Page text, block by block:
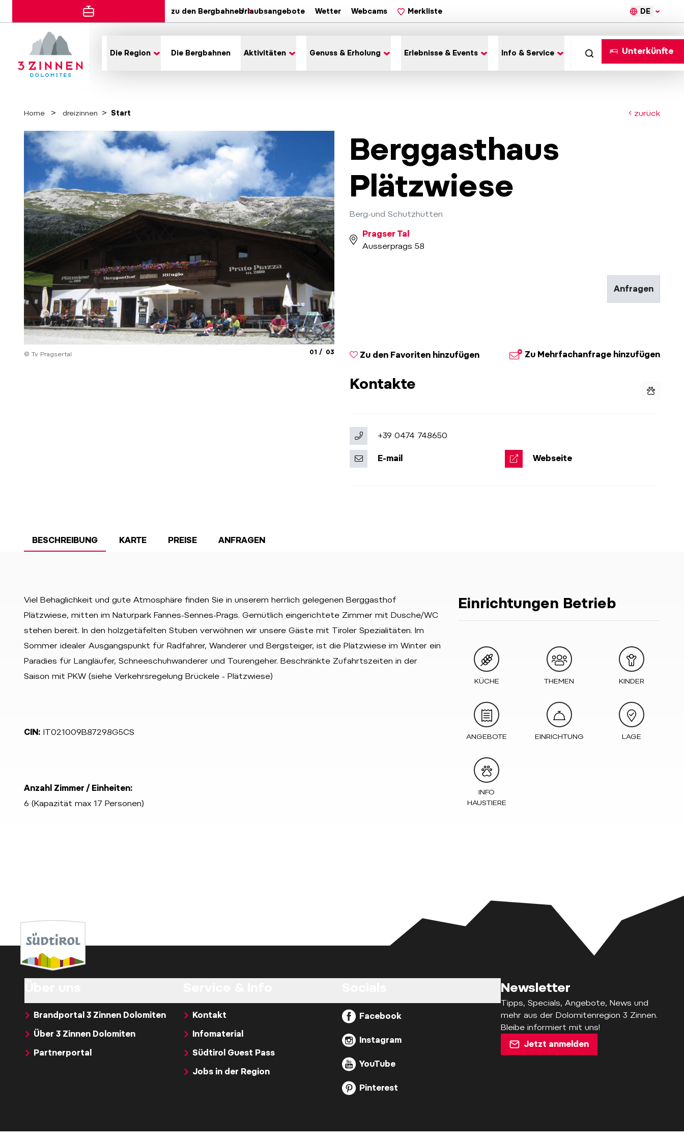
zu den BergbahnenUrlaubsangebote Wetter Webcams Merkliste DE
Die Region Die Bergbahnen Aktivitäten Genuss & Erholung Erlebnisse & Events Info & Service Unterkünfte
Home dreizinnen Start zurück
© Tv Pragsertal © Tv Pragsertal ©
aria.slide_indicator.prefix
01 aria.slide_indicator.of
03
Berggasthaus
Plätzwiese
Berg-und Schutzhütten
Pragser Tal
Ausserprags 58
Anfragen
Zu Mehrfachanfrage hinzufügen
Zu den Favoriten hinzufügen
Kontakte
+39 0474 748650
E-mail Webseite
BESCHREIBUNG KARTE PREISE ANFRAGEN
Viel Behaglichkeit und gute Atmosphäre finden Sie in unserem herrlich gelegenen Berggasthof
Plätzwiese, mitten im Naturpark Fannes-Sennes-Prags. Gemütlich eingerichtete Zimmer mit Dusche/WC
stehen bereit. In den holzgetäfelten Stuben verwöhnen wir unsere Gäste mit Tiroler Spezialitäten. Im
Sommer idealer Ausgangspunkt für Radfahrer, Wanderer und Bergsteiger, ist die Plätzwiese im Winter ein
Paradies für Langläufer, Schneeschuhwanderer und Tourengeher. Beschränkte Zufahrtszeiten in der
Saison mit PKW (siehe Verkehrsregelung Brückele - Plätzwiese)
CIN: IT021009B87298G5CS
Anzahl Zimmer / Einheiten:
6 (Kapazität max 17 Personen)
Einrichtungen Betrieb
KÜCHE THEMEN KINDER
ANGEBOTE EINRICHTUNG LAGE
INFO
HAUSTIERE
Brandportal 3 Zinnen Dolomiten
Über 3 Zinnen Dolomiten
Partnerportal
Kontakt
Infomaterial
Südtirol Guest Pass
Jobs in der Region
Facebook
Instagram
YouTube
Pinterest
Newsletter
Tipps, Specials, Angebote, News und
mehr aus der Dolomitenregion 3 Zinnen.
Bleibe informiert mit uns!
Jetzt anmelden